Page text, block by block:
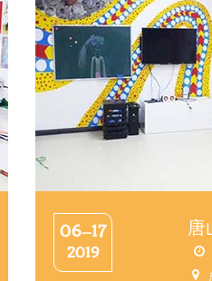
06-17
2019
唐